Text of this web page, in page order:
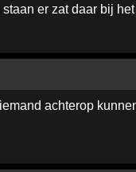
er zat daar bij
achterop